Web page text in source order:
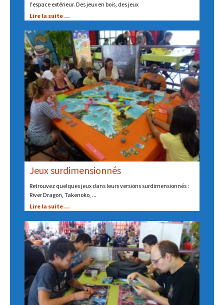
l'espace extérieur. Des jeux en bois, des jeux
Lire la suite ...
Jeux surdimensionnés
Retrouvez quelques jeux dans leurs versions surdimensionnés :
River Dragon, Takenoko, ...
Lire la suite ...